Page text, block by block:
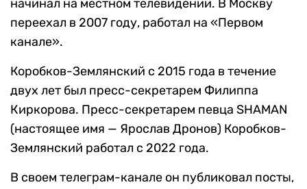
начинал на местном телевидении. В Москву
переехал в 2007 году, работал на «Первом
канале».
Коробков-Землянский с 2015 года в течение
двух лет был пресс-секретарем Филиппа
Киркорова. Пресс-секретарем певца SHAMAN
(настоящее имя — Ярослав Дронов) Коробков-
Землянский работал с 2022 года.
В своем телеграм-канале он публиковал посты,